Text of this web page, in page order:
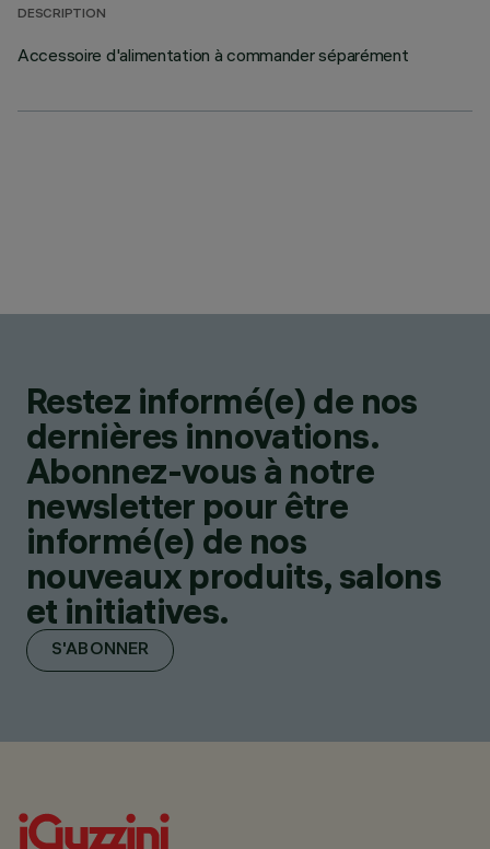
DESCRIPTION
Accessoire d'alimentation à commander séparément
Restez informé(e) de nos
dernières innovations.
Abonnez-vous à notre
newsletter pour être
informé(e) de nos
nouveaux produits, salons
et initiatives.
S'ABONNER